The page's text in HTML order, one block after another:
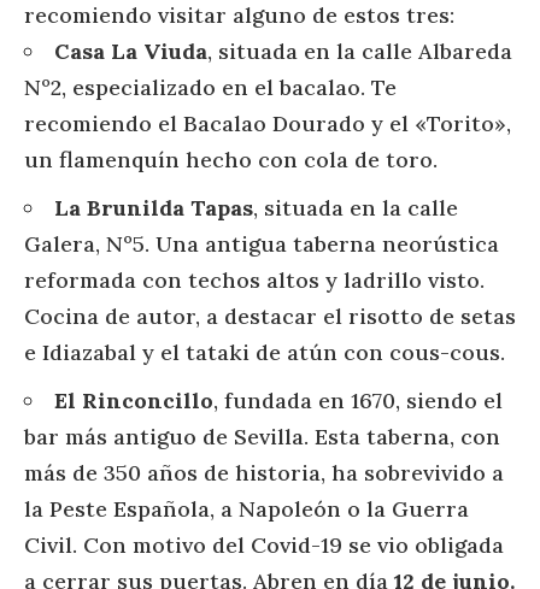
recomiendo visitar alguno de estos tres:
Casa La Viuda, situada en la calle Albareda
Nº2, especializado en el bacalao. Te
recomiendo el Bacalao Dourado y el «Torito»,
un flamenquín hecho con cola de toro.
La Brunilda Tapas, situada en la calle
Galera, Nº5. Una antigua taberna neorústica
reformada con techos altos y ladrillo visto.
Cocina de autor, a destacar el risotto de setas
e Idiazabal y el tataki de atún con cous-cous.
El Rinconcillo, fundada en 1670, siendo el
bar más antiguo de Sevilla. Esta taberna, con
más de 350 años de historia, ha sobrevivido a
la Peste Española, a Napoleón o la Guerra
Civil. Con motivo del Covid-19 se vio obligada
a cerrar sus puertas. Abren en día 12 de junio.